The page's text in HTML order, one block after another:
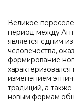
Великое
период между
является одним
человечества,
формирование
изменением
традиций, а
новым формам